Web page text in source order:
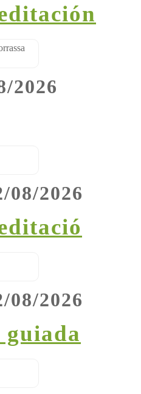
2026
08/2026
08/2026